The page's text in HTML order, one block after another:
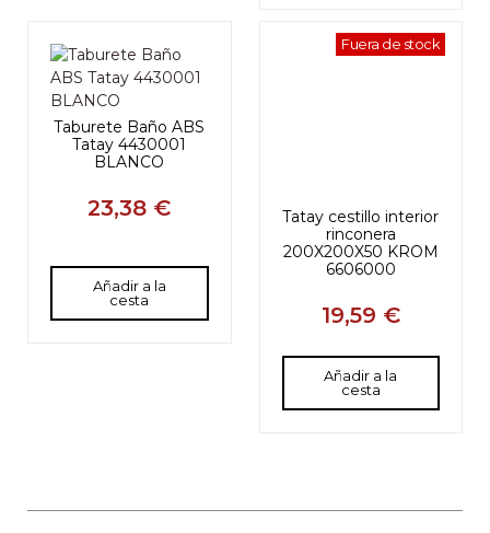
Taburete Baño ABS
Tatay 4430001
BLANCO
23,38 €
Añadir a la
cesta
Fuera de stock
Tatay cestillo interior
rinconera
200X200X50 KROM
6606000
19,59 €
Añadir a la
cesta